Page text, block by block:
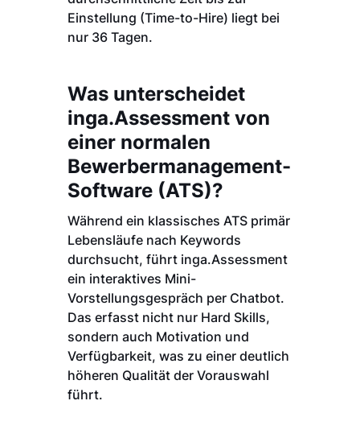
Einstellung (Time-to-Hire) liegt bei
nur 36 Tagen.
Was unterscheidet
inga.Assessment von
einer normalen
Bewerbermanagement-
Software (ATS)?
Während ein klassisches ATS primär
Lebensläufe nach Keywords
durchsucht, führt inga.Assessment
ein interaktives Mini-
Vorstellungsgespräch per Chatbot.
Das erfasst nicht nur Hard Skills,
sondern auch Motivation und
Verfügbarkeit, was zu einer deutlich
höheren Qualität der Vorauswahl
führt.